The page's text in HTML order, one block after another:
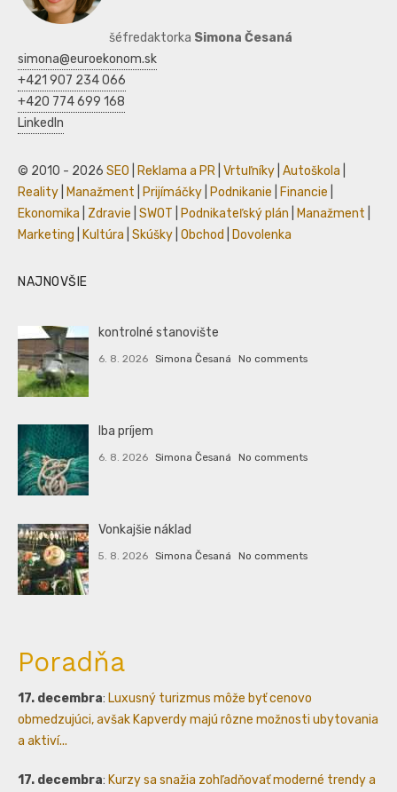
šéfredaktorka Simona Česaná
simona@euroekonom.sk
+421 907 234 066
+420 774 699 168
LinkedIn
© 2010 - 2026 SEO Reklama a PR Vrtuľníky Autoškola
Reality
Manažment Prijímáčky Podnikanie Financie
Ekonomika
Zdravie SWOT Podnikateľský plán Manažment
Marketing
Kultúra Skúšky Obchod Dovolenka
NAJNOVŠIE
kontrolné stanovište
6. 8. 2026 Simona Česaná No comments
Iba príjem
6. 8. 2026 Simona Česaná No comments
Vonkajšie náklad
5. 8. 2026 Simona Česaná No comments
Poradňa
17. decembra: Luxusný turizmus môže byť cenovo
obmedzujúci, avšak Kapverdy majú rôzne možnosti ubytovania
a aktiví...
17. decembra: Kurzy sa snažia zohľadňovať moderné trendy a